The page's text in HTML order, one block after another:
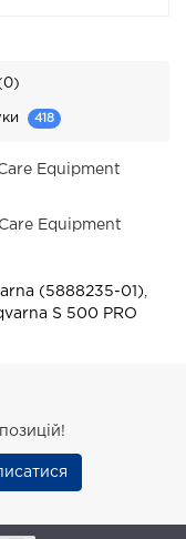
418
Equipment
Equipment
(5888235-01)
S 500 PRO